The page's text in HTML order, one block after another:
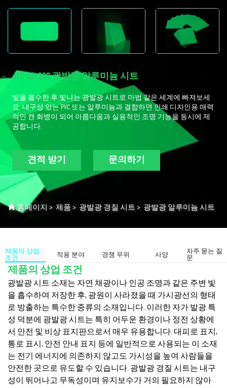
JTP-AL-200 광발광 알루미늄 시트
빛을 흡수한 후 빛나는 광발광 시트로 마법 같은 세계에 빠져보세
요. 내구성 있는 PVC 또는 알루미늄과 결합하면 인쇄 디자인용 매력
적인 캔 화병이 되어 아름다움과 실용적인 조명 기능을 동시에 제
공합니다.
견적 받기 문의하기
홈페이지 > 제품 > 광발광 경질 시트 > 광발광 알루미늄 시트
제품의 상업
조건
적용 분야 경쟁 우위 사양
자주 묻는 질
문
제품의 상업 조건
광발광 시트 소재는 자연 채광이나 인공 조명과 같은 주변 빛
을 흡수하여 저장한 후, 광원이 사라졌을 때 가시광선의 형태
로 방출하는 특수한 종류의 소재입니다. 이러한 자가 발광 특
성 덕분에 광발광 시트는 특히 어두운 환경이나 정전 상황에
서 안전 및 비상 표지판으로서 매우 유용합니다. 대피로 표지,
통로 표시, 안전 안내 표지 등에 일반적으로 사용되는 이 소재
는 전기 에너지에 의존하지 않고도 가시성을 높여 사람들을
안전한 곳으로 유도할 수 있습니다. 광발광 경질 시트는 내구
성이 뛰어나고 무독성이며 유지보수가 거의 필요하지 않아